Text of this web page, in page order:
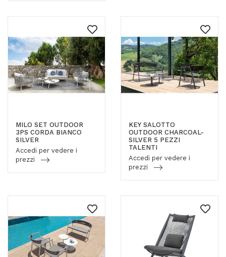
MILO SET OUTDOOR
3PS CORDA BIANCO
SILVER
Accedi per vedere i
prezzi
KEY SALOTTO
OUTDOOR CHARCOAL-
SILVER 5 PEZZI
TALENTI
Accedi per vedere i
prezzi